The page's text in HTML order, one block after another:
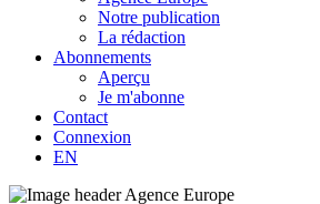
Notre publication
La rédaction
Abonnements
Aperçu
Je m'abonne
Contact
Connexion
EN